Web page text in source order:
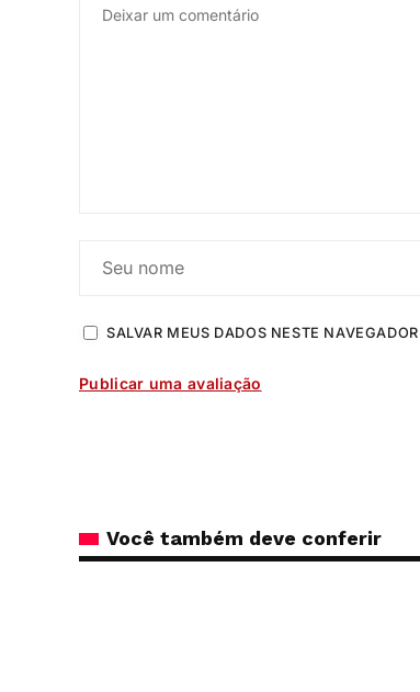
SALVAR MEUS DADOS NESTE
Você também deve conferir